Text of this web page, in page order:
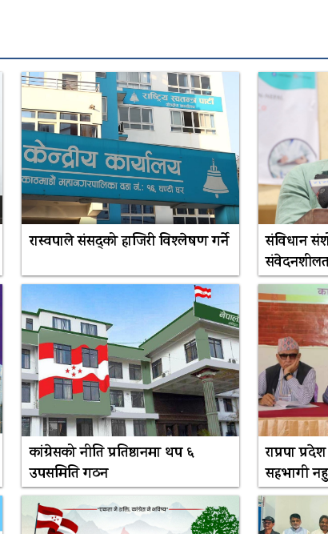
रास्वपाले संसद्को हाजिरी विश्लेषण गर्ने
संविधान
कांग्रेसको नीति प्रतिष्ठानमा थप ६
उपसमिति गठन
राप्रपा
सहभागी